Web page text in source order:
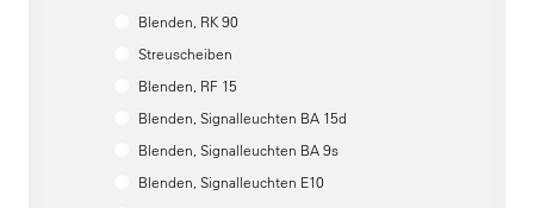
Blenden, RK 90
Streuscheiben
Blenden, RF 15
Blenden, Signalleuchten BA 15d
Blenden, Signalleuchten BA 9s
Blenden, Signalleuchten E10